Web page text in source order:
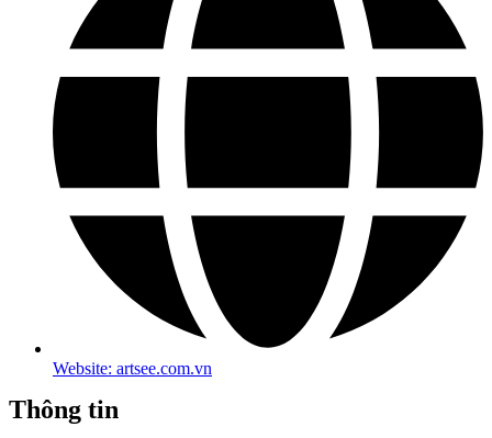
Website: artsee.com.vn
Thông tin